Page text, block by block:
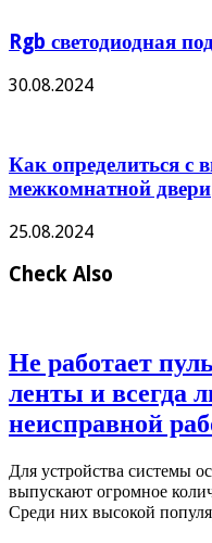
Rgb светодиодная
30.08.2024
Как определиться с
межкомнатной двери
25.08.2024
Check Also
Не работает
ленты и всегда
неисправной
Для устройства системы
выпускают огромное
Среди них высокой